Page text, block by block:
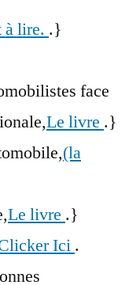
lire. .}
face
Le livre .}
(la
Le livre .}
Ici .